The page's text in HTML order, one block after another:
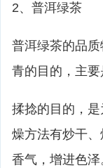
2、普洱绿茶
普洱绿茶的品
青的目的，主
揉捻的目的，
燥方法有炒干
香气，增进色泽